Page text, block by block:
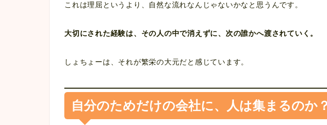
これは理屈というより、自然な流れなんじゃないかなと思うんです。
大切にされた経験は、その人の中で消えずに、次の誰かへ渡されていく。
しょちょーは、それが繁栄の大元だと感じています。
自分のためだけの会社に、人は集まるのか？